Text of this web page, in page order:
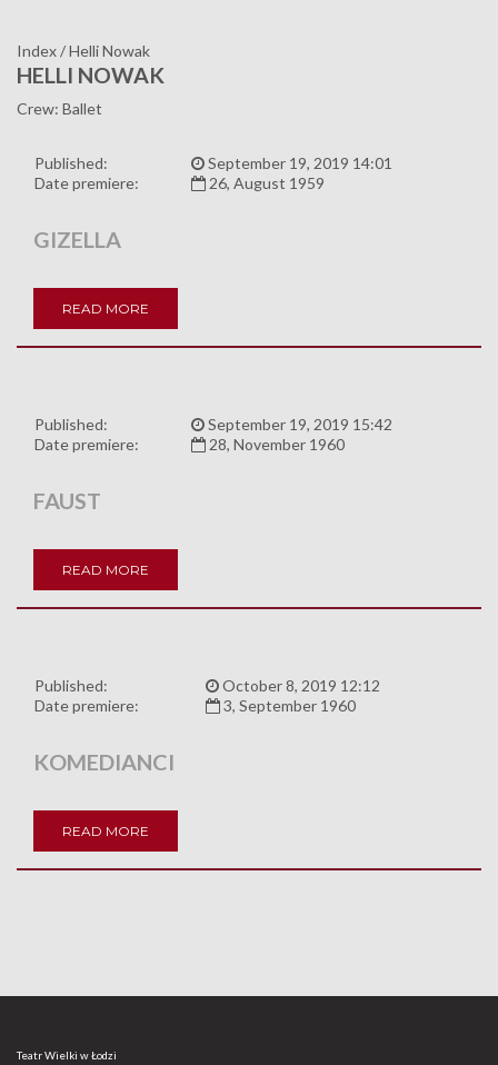
Index/Helli Nowak
HELLI NOWAK
Crew: Ballet
Published:
September 19, 2019 14:01
Date premiere:
26, August 1959
GIZELLA
READ MORE
Published:
September 19, 2019 15:42
Date premiere:
28, November 1960
FAUST
READ MORE
Published:
October 8, 2019 12:12
Date premiere:
3, September 1960
KOMEDIANCI
READ MORE
Teatr Wielki w Łodzi